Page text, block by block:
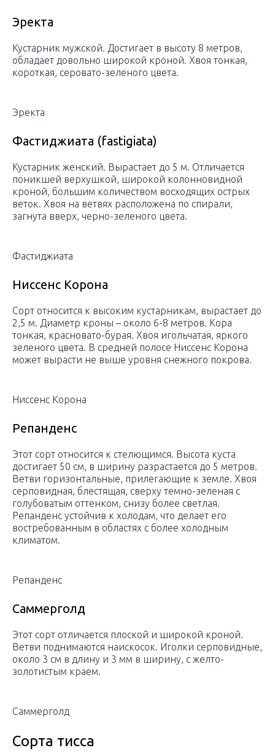
Эректа
Кустарник мужской. Достигает в высоту 8 метров,
обладает довольно широкой кроной. Хвоя тонкая,
короткая, серовато-зеленого цвета.
Эректа
Фастиджиата (fastigiata)
Кустарник женский. Вырастает до 5 м. Отличается
поникшей верхушкой, широкой колонновидной
кроной, большим количеством восходящих острых
веток. Хвоя на ветвях расположена по спирали,
загнута вверх, черно-зеленого цвета.
Фастиджиата
Ниссенс Корона
Сорт относится к высоким кустарникам, вырастает до
2,5 м. Диаметр кроны – около 6-8 метров. Кора
тонкая, красновато-бурая. Хвоя игольчатая, яркого
зеленого цвета. В средней полосе Ниссенс Корона
может вырасти не выше уровня снежного покрова.
Ниссенс Корона
Репанденс
Этот сорт относится к стелющимся. Высота куста
достигает 50 см, в ширину разрастается до 5 метров.
Ветви горизонтальные, прилегающие к земле. Хвоя
серповидная, блестящая, сверху темно-зеленая с
голубоватым оттенком, снизу более светлая.
Репанденс устойчив к холодам, что делает его
востребованным в областях с более холодным
климатом.
Репанденс
Саммерголд
Этот сорт отличается плоской и широкой кроной.
Ветви поднимаются наискосок. Иголки серповидные,
около 3 см в длину и 3 мм в ширину, с желто-
золотистым краем.
Саммерголд
Сорта тисса